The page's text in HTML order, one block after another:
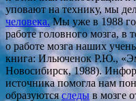
уповают на технику, мы
человека.Мы уже в 1988
работе головного мозга, в
о работе мозга наших
книга: Ильюченок Р.Ю.,
Новосибирск, 1988).
источника помогла нам
образуютсяследы в мозге